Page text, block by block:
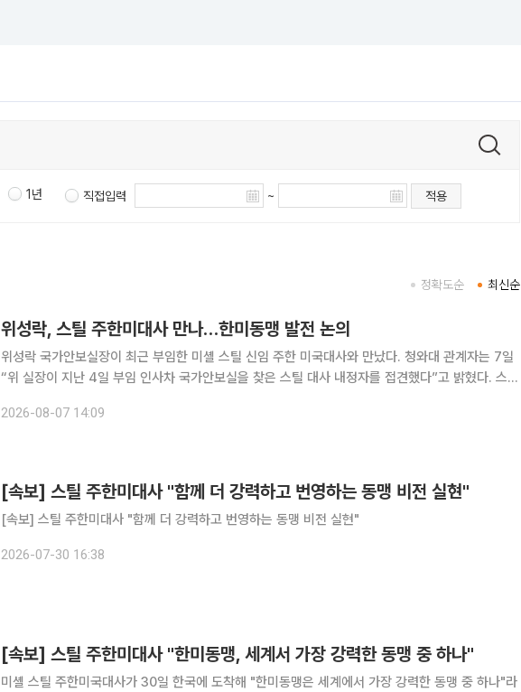
1년 직접입력 ~ 적용
최신순
정확도순
위성락, 스틸 주한미대사 만나…한미동맹 발전 논의
위성락 국가안보실장이 최근 부임한 미셸 스틸 신임 주한 미국대사와 만났다. 청와대 관계자는 7일
“위 실장이 지난 4일 부임 인사차 국가안보실을 찾은 스틸 대사 내정자를 접견했다”고 밝혔다. 스틸
노력하겠다는 뜻을 밝힌 것으로 전해졌다. 양측은 한미관계 전반에
2026-08-07 14:09
[속보] 스틸 주한미대사 "함께 더 강력하고 번영하는 동맹 비전 실현"
[속보] 스틸 주한미대사 "함께 더 강력하고 번영하는 동맹 비전 실현"
2026-07-30 16:38
[속보] 스틸 주한미대사 "한미동맹, 세계서 가장 강력한 동맹 중 하나"
미셸 스틸 주한미국대사가 30일 한국에 도착해 "한미동맹은 세계에서 가장 강력한 동맹 중 하나"라